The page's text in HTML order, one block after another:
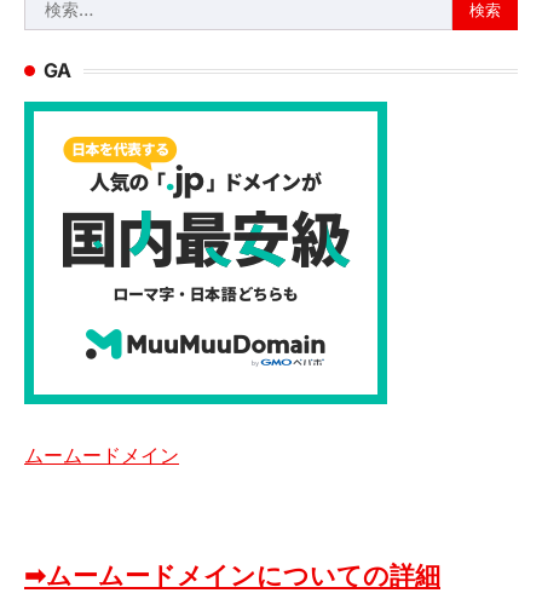
索:
GA
ムームードメイン
➡ムームードメインについての詳細